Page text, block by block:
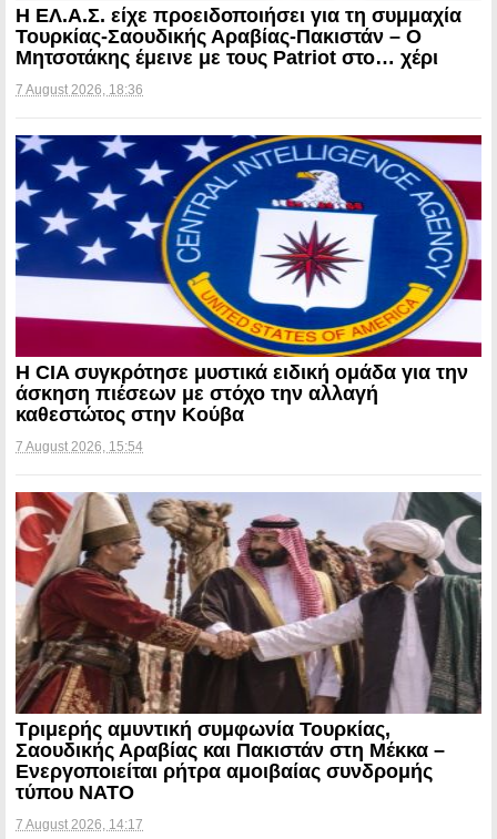
Η ΕΛ.Α.Σ. είχε προειδοποιήσει για τη συμμαχία
Τουρκίας-Σαουδικής Αραβίας-Πακιστάν – Ο
Μητσοτάκης έμεινε με τους Patriot στο… χέρι
7 August 2026, 18:36
Η CIA συγκρότησε μυστικά ειδική ομάδα για την
άσκηση πιέσεων με στόχο την αλλαγή
καθεστώτος στην Κούβα
7 August 2026, 15:54
Τριμερής αμυντική συμφωνία Τουρκίας,
Σαουδικής Αραβίας και Πακιστάν στη Μέκκα –
Ενεργοποιείται ρήτρα αμοιβαίας συνδρομής
τύπου NATO
7 August 2026, 14:17